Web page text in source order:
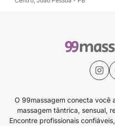
O 99massagem conecta você
massagem tântrica, sensual,
Encontre profissionais